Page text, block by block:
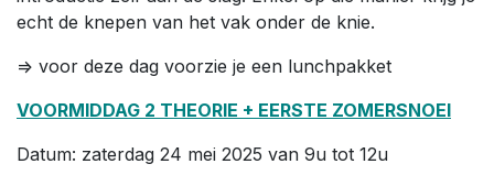
echt de knepen van het vak onder de knie.
=> voor deze dag voorzie je een lunchpakket
VOORMIDDAG 2 THEORIE + EERSTE ZOMERSNOEI
Datum: zaterdag 24 mei 2025 van 9u tot 12u